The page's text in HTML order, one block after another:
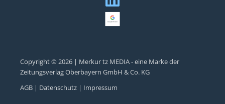
Copyright © 2026 | Merkur tz MEDIA - eine Marke der
Zeitungsverlag Oberbayern GmbH & Co. KG
AGB | Datenschutz | Impressum